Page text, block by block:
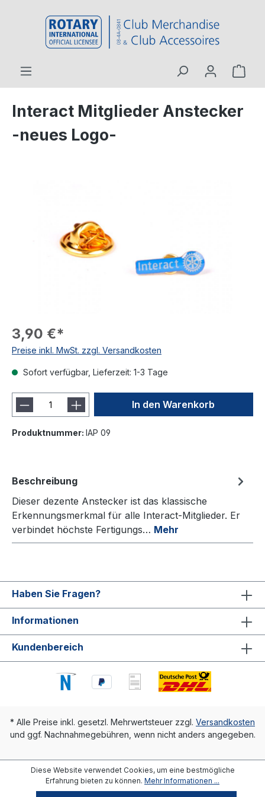
Interact Mitglieder Anstecker
-neues Logo-
3,90 €*
Preise inkl. MwSt. zzgl. Versandkosten
Sofort verfügbar, Lieferzeit: 1-3 Tage
In den Warenkorb
Produktnummer: IAP 09
Beschreibung
Dieser dezente Anstecker ist das klassische
Erkennungsmerkmal für alle Interact-Mitglieder. Er
verbindet höchste Fertigungs… Mehr
Haben Sie Fragen?
Informationen
Kundenbereich
* Alle Preise inkl. gesetzl. Mehrwertsteuer zzgl. Versandkosten
und ggf. Nachnahmegebühren, wenn nicht anders angegeben.
Diese Website verwendet Cookies, um eine bestmögliche
Erfahrung bieten zu können. Mehr Informationen ...